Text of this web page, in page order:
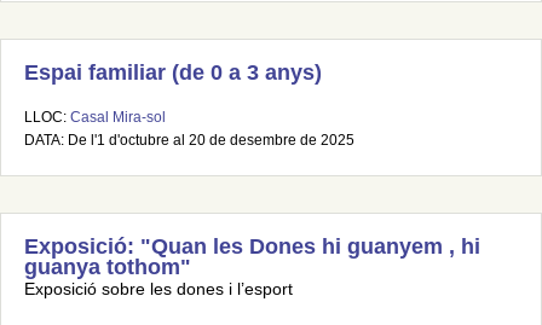
Espai familiar (de 0 a 3 anys)
LLOC: Casal Mira-sol
DATA: De l'1 d'octubre al 20 de desembre de 2025
Exposició: "Quan les Dones hi guanyem , hi
guanya tothom"
Exposició sobre les dones i l’esport